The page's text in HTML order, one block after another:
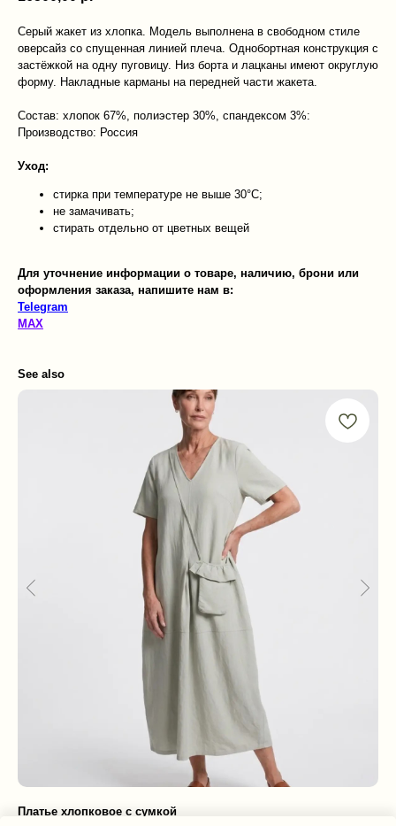
Серый жакет из хлопка. Модель выполнена в свободном стиле
оверсайз со спущенная линией плеча. Однобортная конструкция с
застёжкой на одну пуговицу. Низ борта и лацканы имеют округлую
форму. Накладные карманы на передней части жакета.
Состав: хлопок 67%, полиэстер 30%, спандексом 3%:
Производство: Россия
Уход:
стирка при температуре не выше 30°C;
не замачивать;
стирать отдельно от цветных вещей
Для уточнение информации о товаре, наличию, брони или
оформления заказа, напишите нам в:
Telegram
MAX
See also
Платье хлопковое с сумкой